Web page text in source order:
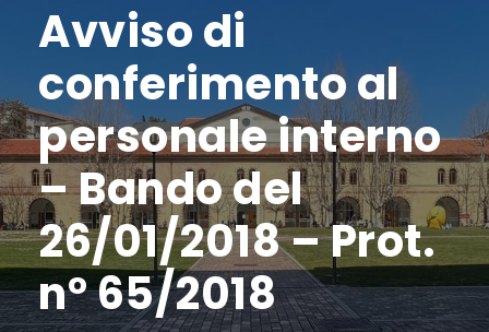
Avviso di
conferimento al
personale interno
– Bando del
26/01/2018 – Prot.
n° 65/2018